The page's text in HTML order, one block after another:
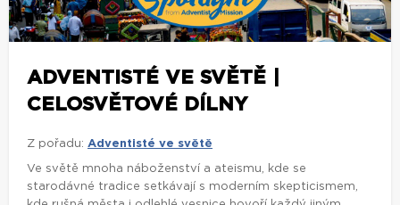
ADVENTISTÉ VE SVĚTĚ |
CELOSVĚTOVÉ DÍLNY
Z pořadu: Adventisté ve světě
Ve světě mnoha náboženství a ateismu, kde se
starodávné tradice setkávají s moderním skepticismem,